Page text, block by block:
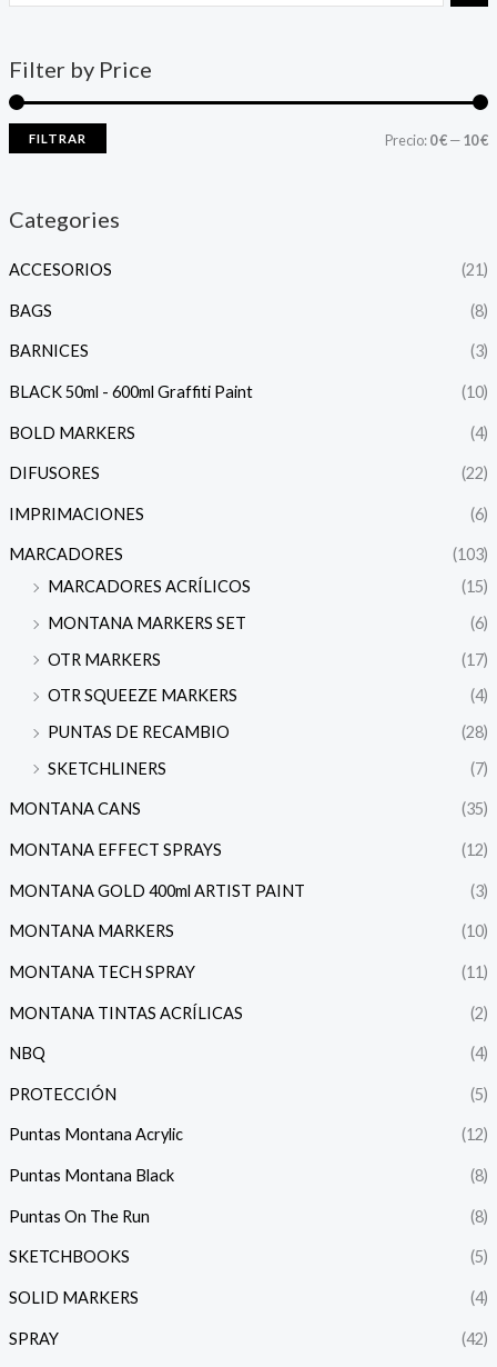
Filter by Price
FILTRAR Precio:0 €—10 €
Categories
ACCESORIOS (21)
BAGS (8)
BARNICES (3)
BLACK 50ml - 600ml Graffiti Paint (10)
BOLD MARKERS (4)
DIFUSORES (22)
IMPRIMACIONES (6)
MARCADORES
(103)
MARCADORES ACRÍLICOS
(15)
MONTANA MARKERS SET
(6)
OTR MARKERS
(17)
OTR SQUEEZE MARKERS
(4)
PUNTAS DE RECAMBIO
(28)
SKETCHLINERS
(7)
MONTANA CANS (35)
MONTANA EFFECT SPRAYS (12)
MONTANA GOLD 400ml ARTIST PAINT (3)
MONTANA MARKERS (10)
MONTANA TECH SPRAY (11)
MONTANA TINTAS ACRÍLICAS (2)
NBQ (4)
PROTECCIÓN (5)
Puntas Montana Acrylic (12)
Puntas Montana Black (8)
Puntas On The Run (8)
SKETCHBOOKS (5)
SOLID MARKERS (4)
SPRAY (42)